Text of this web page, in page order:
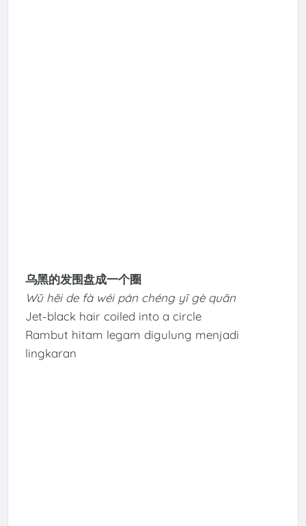
乌黑的发围盘成一个圈
Wū hēi de fà wéi pán chéng yī gè quān
Jet-black hair coiled into a circle
Rambut hitam legam digulung menjadi
lingkaran